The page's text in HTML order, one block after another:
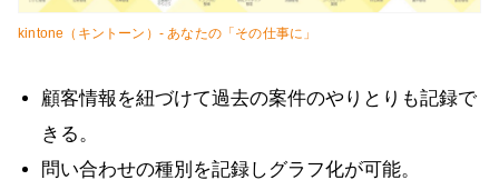
kintone（キントーン）- あなたの「その仕事に」
顧客情報を紐づけて過去の案件のやりとりも記録で
きる。
問い合わせの種別を記録しグラフ化が可能。